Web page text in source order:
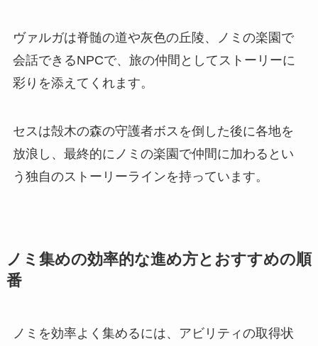
ヴァルガは脊髄の道や灰色の丘陵、ノミの楽園で
会話できるNPCで、旅の仲間としてストーリーに
彩りを添えてくれます。
セスは殻木の森の守護者ボスを倒した後に各地を
放浪し、最終的にノミの楽園で仲間に加わるとい
う独自のストーリーラインを持っています。
ノミ集めの効率的な進め方とおすすめの順
番
ノミを効率よく集めるには、アビリティの取得状